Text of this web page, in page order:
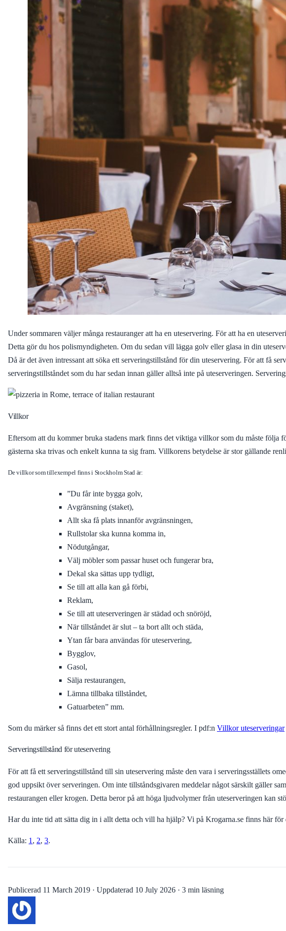
Under sommaren väljer många restauranger att ha en uteservering. För att ha en
Detta gör du hos polismyndigheten. Om du sedan vill lägga golv eller glasa in din
Då är det även intressant att söka ett serveringstillstånd för din uteservering. För att få
serveringstillståndet som du har sedan innan gäller alltså inte på uteserveringen.
Villkor
Eftersom att du kommer bruka stadens mark finns det viktiga villkor som du måste följa
gästerna ska trivas och enkelt kunna ta sig fram. Villkorens betydelse är stor gällande
De villkor som tillexempel finns i Stockholm Stad är:
”Du får inte bygga golv,
Avgränsning (staket),
Allt ska få plats innanför avgränsningen,
Rullstolar ska kunna komma in,
Nödutgångar,
Välj möbler som passar huset och fungerar bra,
Dekal ska sättas upp tydligt,
Se till att alla kan gå förbi,
Reklam,
Se till att uteserveringen är städad och snöröjd,
När tillståndet är slut – ta bort allt och städa,
Ytan får bara användas för uteservering,
Bygglov,
Gasol,
Sälja restaurangen,
Lämna tillbaka tillståndet,
Gatuarbeten” mm.
Som du märker så finns det ett stort antal förhållningsregler. I pdf:n Villkor uteserveringar
Serveringstillstånd för uteservering
För att få ett serveringstillstånd till sin uteservering måste den vara i serveringsställets
god uppsikt över serveringen. Om inte tillståndsgivaren meddelar något särskilt gäller
restaurangen eller krogen. Detta beror på att höga ljudvolymer från uteserveringen kan
Har du inte tid att sätta dig in i allt detta och vill ha hjälp? Vi på Krogarna.se finns här
Källa: 1 , 2, 3.
Publicerad 11 March 2019 · Uppdaterad 10 July 2026 · 3 min läsning